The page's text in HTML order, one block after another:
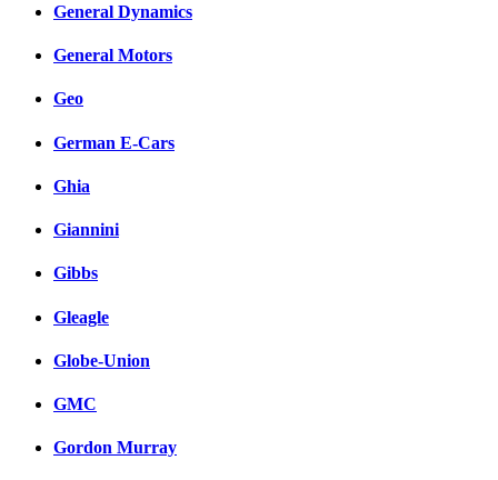
General Dynamics
General Motors
Geo
German E-Cars
Ghia
Giannini
Gibbs
Gleagle
Globe-Union
GMC
Gordon Murray